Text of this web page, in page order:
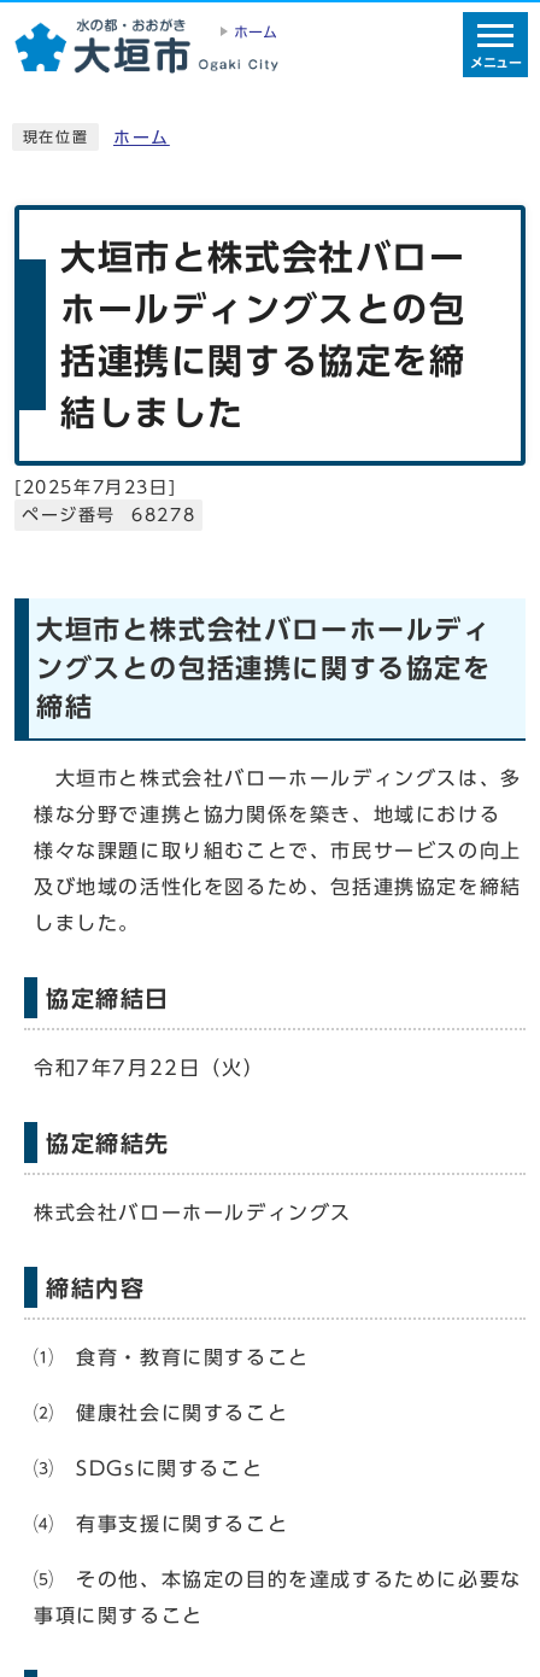
ホーム
メニュー
現在位置 ホーム
大垣市と株式会社バロー
ホールディングスとの包
括連携に関する協定を締
結しました
[ 2025年7月23日 ]
ページ番号 68278
大垣市と株式会社バローホールディ
ングスとの包括連携に関する協定を
締結
大垣市と株式会社バローホールディングスは、多
様な分野で連携と協力関係を築き、地域における
様々な課題に取り組むことで、市民サービスの向上
及び地域の活性化を図るため、包括連携協定を締結
しました。
協定締結日
令和7年7月22日（火）
協定締結先
株式会社バローホールディングス
締結内容
⑴ 食育・教育に関すること
⑵ 健康社会に関すること
⑶ SDGsに関すること
⑷ 有事支援に関すること
⑸ その他、本協定の目的を達成するために必要な
事項に関すること